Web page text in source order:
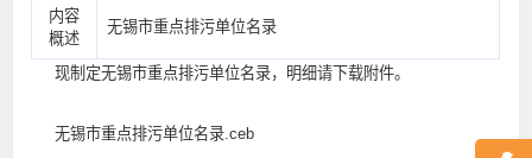
内容
概述
无锡市重点排污单位名录
现制定无锡市重点排污单位名录，明细请下载附件。
无锡市重点排污单位名录.ceb